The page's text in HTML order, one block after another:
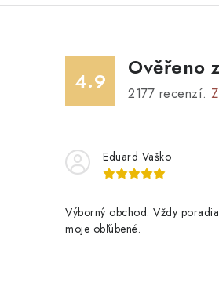
4.9
Ověřeno
2177 recenzí.
Eduard Vaško
Výborný obchod. Vždy
moje obľúbené.